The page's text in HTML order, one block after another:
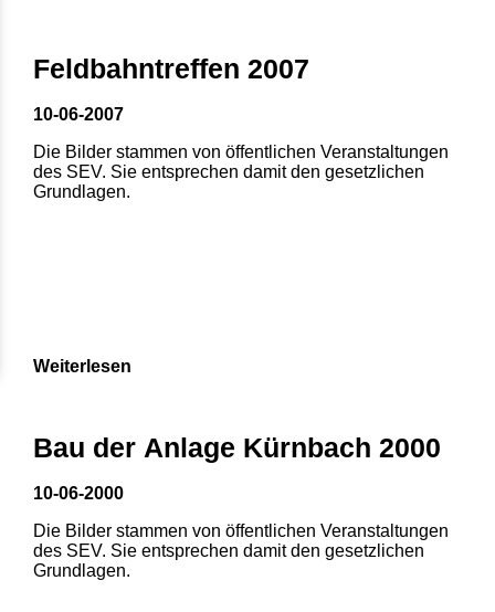
Feldbahntreffen 2007
10-06-2007
Die Bilder stammen von öffentlichen Veranstaltungen
des SEV. Sie entsprechen damit den gesetzlichen
Grundlagen.
Weiterlesen
Bau der Anlage Kürnbach 2000
10-06-2000
Die Bilder stammen von öffentlichen Veranstaltungen
des SEV. Sie entsprechen damit den gesetzlichen
Grundlagen.